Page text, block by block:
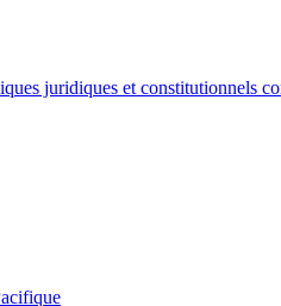
juridiques et constitutionnels